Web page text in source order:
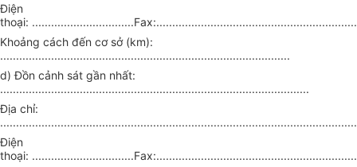
Điện
thoại:
Khoảng cách đến cơ sở (km):
...........................................................................................
d) Đồn cảnh sát gần nhất:
.................................................................................................
Địa chỉ:
Điện
thoại: